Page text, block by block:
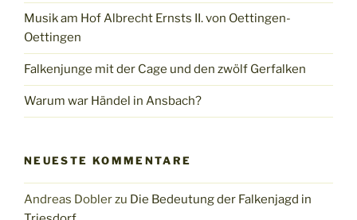
Musik am Hof Albrecht Ernsts II. von Oettingen-
Oettingen
Falkenjunge mit der Cage und den zwölf Gerfalken
Warum war Händel in Ansbach?
NEUESTE KOMMENTARE
Andreas Doblerzu Die Bedeutung der Falkenjagd in